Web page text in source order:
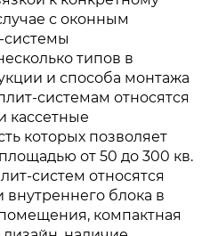
с оконным
типов в
и способа монтажа
системам относятся
кассетные
которых позволяет
от 50 до 300 кв.
систем относятся
внутреннего блока в
компактная